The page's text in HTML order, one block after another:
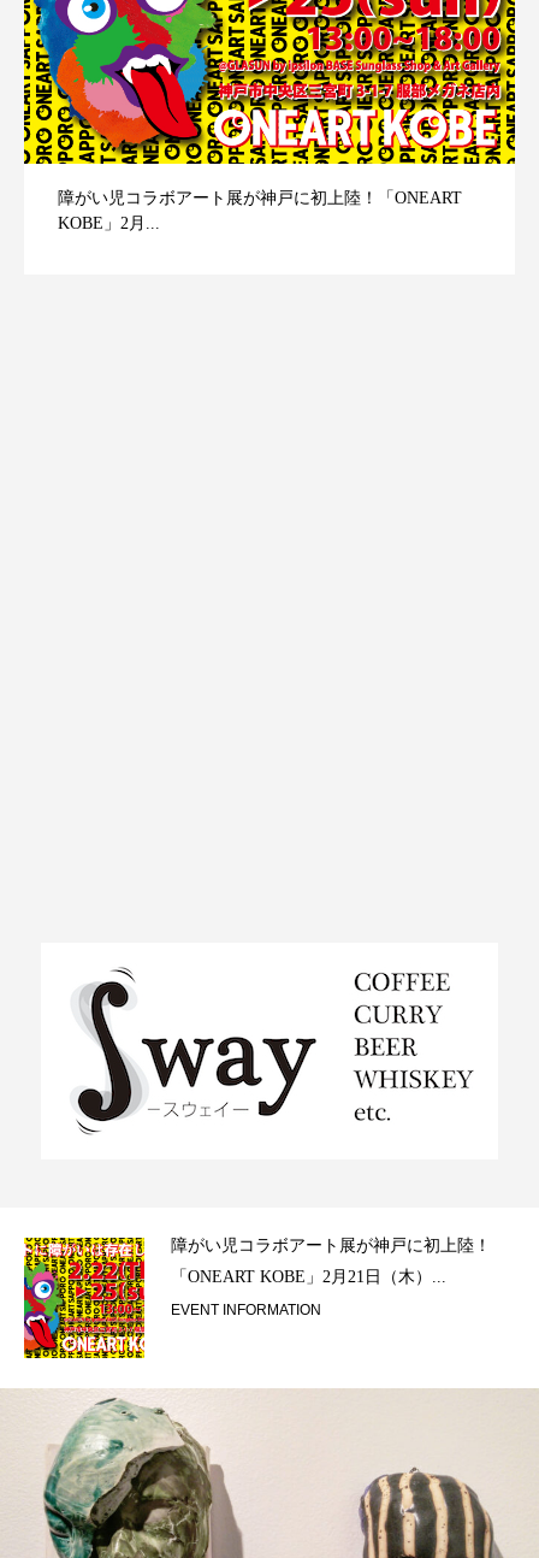
障がい児コラボアート展が神戸に初上陸！「ONEART
KOBE」2月...
障がい児コラボアート展が神戸に初上陸！
「ONEART KOBE」2月21日（木）...
EVENT INFORMATION